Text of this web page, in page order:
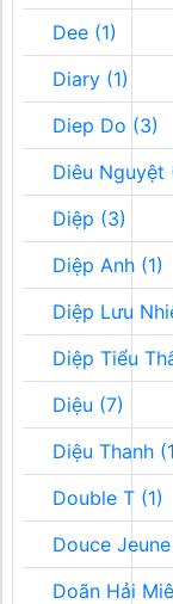
Dee (1)
Diary (1)
Diep Do (3)
Diêu Nguyệt
Diệp (3)
Diệp Anh (1)
Diệp Lưu
Diệp Tiểu
Diệu (7)
Diệu Thanh
Double T (1)
Douce
Doãn Hải